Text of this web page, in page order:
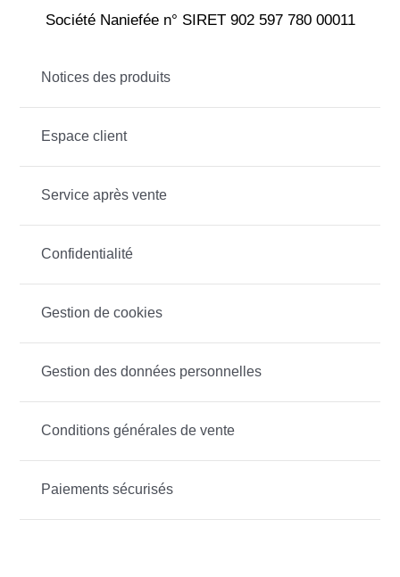
Société Naniefée n° SIRET 902 597 780 00011
Notices des produits
Espace client
Service après vente
Confidentialité
Gestion de cookies
Gestion des données personnelles
Conditions générales de vente
Paiements sécurisés